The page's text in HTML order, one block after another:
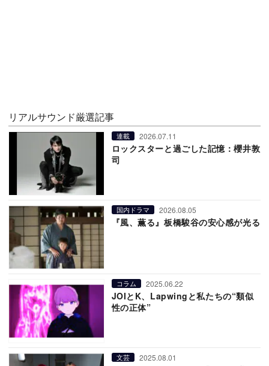
リアルサウンド厳選記事
連載 2026.07.11
ロックスターと過ごした記憶：櫻井敦
司
国内ドラマ 2026.08.05
『風、薫る』板橋駿谷の安心感が光る
コラム 2025.06.22
JOIとK、Lapwingと私たちの“類似
性の正体”
文芸 2025.08.01